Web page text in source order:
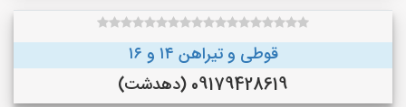
قوطی و تیراهن ۱۴ و ۱۶
09179428619 (دهدشت)